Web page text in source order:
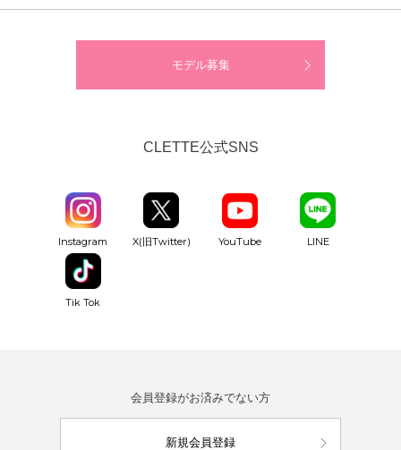
モデル募集
CLETTE公式SNS
Instagram X(旧Twitter) YouTube LINE
Tik Tok
会員登録がお済みでない方
新規会員登録